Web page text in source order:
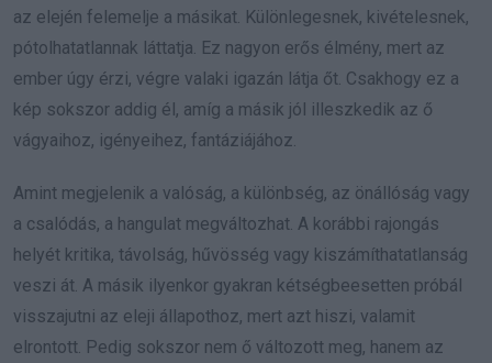
az elején felemelje a másikat. Különlegesnek, kivételesnek,
pótolhatatlannak láttatja. Ez nagyon erős élmény, mert az
ember úgy érzi, végre valaki igazán látja őt. Csakhogy ez a
kép sokszor addig él, amíg a másik jól illeszkedik az ő
vágyaihoz, igényeihez, fantáziájához.
Amint megjelenik a valóság, a különbség, az önállóság vagy
a csalódás, a hangulat megváltozhat. A korábbi rajongás
helyét kritika, távolság, hűvösség vagy kiszámíthatatlanság
veszi át. A másik ilyenkor gyakran kétségbeesetten próbál
visszajutni az eleji állapothoz, mert azt hiszi, valamit
elrontott. Pedig sokszor nem ő változott meg, hanem az